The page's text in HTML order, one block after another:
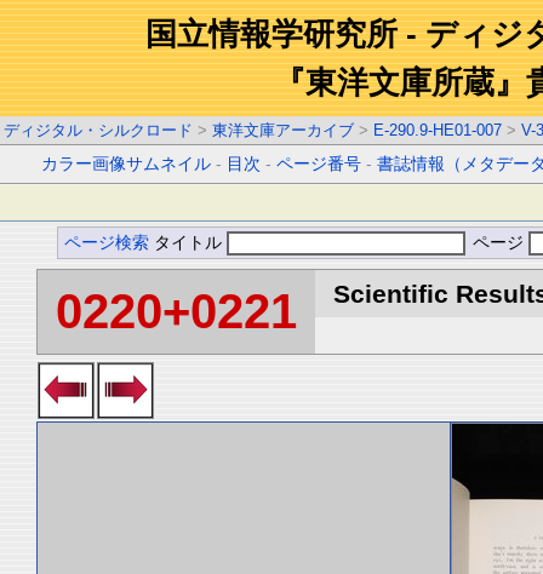
国立情報学研究所 - ディジ
『東洋文庫所蔵』
ディジタル・シルクロード > 東洋文庫アーカイブ > E-290.9-HE01-007 > V-3
カラー画像サムネイル - 目次 -ページ番号 -書誌情報（メタデー
ページ検索 タイトル ページ
0220+0221 Scientific